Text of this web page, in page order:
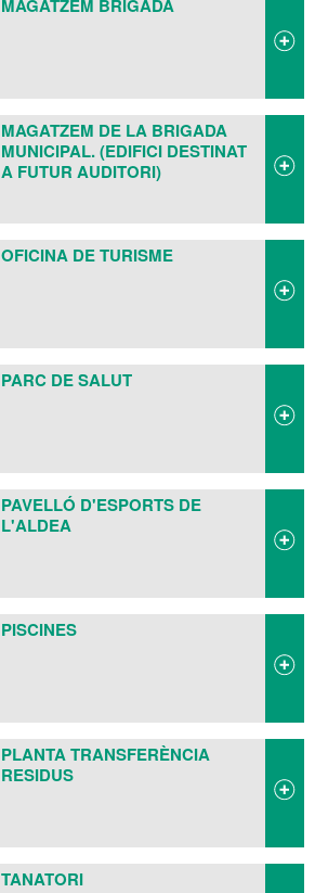
MAGATZEM BRIGADA
MAGATZEM DE LA BRIGADA
MUNICIPAL. (EDIFICI DESTINAT
A FUTUR AUDITORI)
OFICINA DE TURISME
PARC DE SALUT
PAVELLÓ D'ESPORTS DE
L'ALDEA
PISCINES
PLANTA TRANSFERÈNCIA
RESIDUS
TANATORI